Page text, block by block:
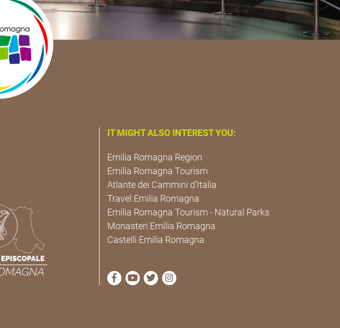
IT MIGHT ALSO INTEREST YOU:
Emilia Romagna Region
Emilia Romagna Tourism
Atlante dei Cammini d'Italia
Travel Emilia Romagna
Emilia Romagna Tourism - Natural Parks
Monasteri Emilia Romagna
Castelli Emilia Romagna
visit Cammini Emilia-Romagna Facebook profile page
visit Cammini Emilia-Romagna YouTube profile
visit Cammini Emilia-Romagna Twitter profile
visit Cammini Emilia-Romagna